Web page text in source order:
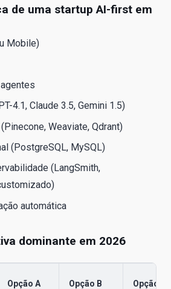
de uma startup AI-first em
Mobile)
4.1, Claude 3.5, Gemini 1.5)
Weaviate, Qdrant)
(PostgreSQL, MySQL)
(LangSmith,
automática
dominante em 2026
Opção A Opção B Opção C